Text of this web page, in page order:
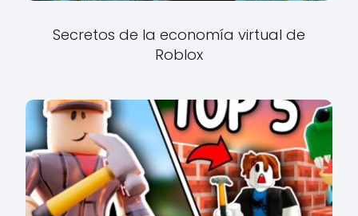
Secretos de la economía virtual de
Roblox